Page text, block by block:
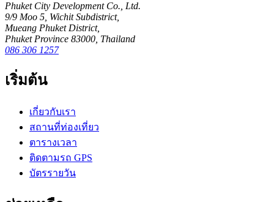
Phuket City Development Co., Ltd.
9/9 Moo 5, Wichit Subdistrict,
Mueang Phuket District,
Phuket Province 83000, Thailand
086 306 1257
เริ่มต้น
เกี่ยวกับเรา
สถานที่ท่องเที่ยว
ตารางเวลา
ติดตามรถ GPS
บัตรรายวัน